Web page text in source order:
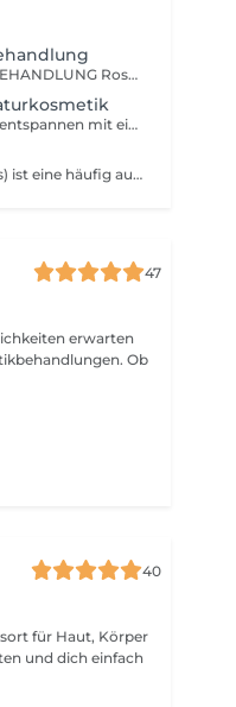
PETALOS DE ROSA - ROSENBLÜTE KÖRPERBEHANDLUNG Rosenduft umhüllt Sie!! Wellness Ganzkörpermassage SPEZIAL-ÖL ROSENBLÜTE Harmonisierend und aufheiternd. Mit kostbarem türkischem Rosenöl für ein traumhaft duftendes Verwöhn-Erlebnis. Inhaltsstoffe Erdnussöl, Jojobaöl, natürliche ätherische Öle, Steinsamenwurzelextrakt Rosenblüte Gesichtsbehandlung Ausgleichende und stimulerende Spezialbehandlung Warme Rosen-Handkompresse Massage von Gesicht, Hals, Schultern & Dekolleté OleoPur Rose Glattende Rosen-Packung Augenmaske Abschlusspflege mit Gesichtsfluid Rosenblüte
Klassische Gesichtsbehandlung lassen sie sich entspannen mit eine Geshichteinstreichungen und duftende Begrüßungskompresse, sie sind die ideale Vorbereitung für eine Vitalisierende Gesichtsbehandlung für jeden Hauttyp und Bedürfnisse. Begrüßungskompresse Reinigung Naturpeeling und Gesichtsdampfbad Hyaluronsäure Gesicht-, Dekolleté-, und Schultern Massage (gegen Falten, durch spezielle angriffe) Passender Packung Abschlusspflege Die Klassische Behandlung hinterlässt ein revitalisierende Verwöhnungs- und spannungsfreie Gefühl für die Haut, Körper und Seele. Verschenkt Leichtigkeit und innerer Balance. Kurze Ausreinigung auf Wünsch (Max 20 Min. Ausreinigung) oder Ohne Ausreinigung mit 20 Minuten Gesichts-, Dekolleté- und Schultermassage 45 Minuten Behandlung OHNE AUSREINIGUNG. kurze Massage
Gesichtsbehandlung-Akne Akne (Acne vulgaris) ist eine häufig auftretende Hauterkrankung, die 80-90% der Bevölkerung im Laufe ihres Lebens einmal betrifft. Meist sind Jugendliche in der Pubertät betroffen. Akne kann sehr unterschiedlich stark ausgeprägt sein, heilt aber in aller Regel nach einigen Jahren von alleine wieder ab. Manchmal sind auch Erwachsene von Akne betroffen. Neben der ärztlich kontrollierten medikamentösen Behandlung kann durch begleitende Naturkosmetik Behandlung das Hautbild deutlich verbessert und Abheilungsprozesse beschleunigt werden. Begrüßungskompresse Reinigung Naturpeeling und Gesichtsdampfbad Tiefe Ausreinigung Passender Packung Abschlusspflege + In schweren Krankheitsfällen sollte die Aknebehandlung mit dem Hautarzt abgeklärt werden. In leichten Fällen können Sie versuchen, die Symptome durch Akne Gesichtsbehandlung zu lindern.
47
erwarten
Ob
40
für Haut, Körper